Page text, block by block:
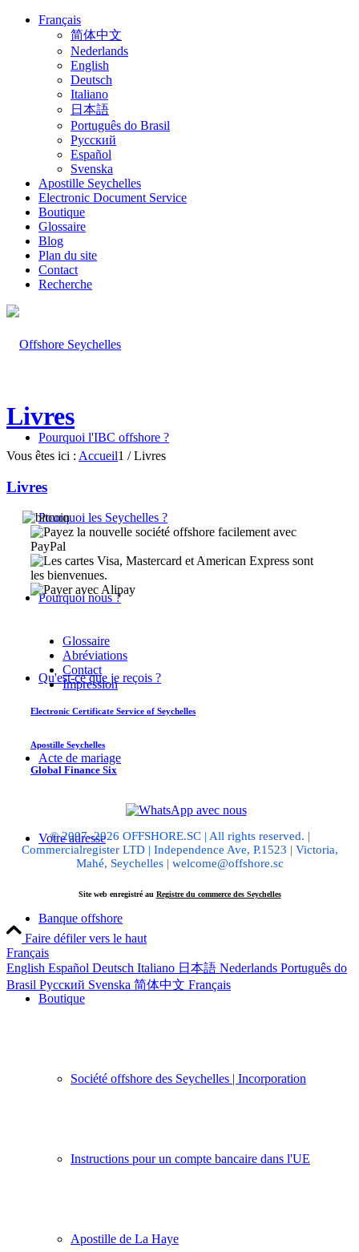
Français
简体中文
Nederlands
English
Deutsch
Italiano
日本語
Português do Brasil
Русский
Español
Svenska
Apostille Seychelles
Electronic Document Service
Boutique
Glossaire
Blog
Plan du site
Contact
Recherche
Pourquoi l'IBC offshore ?
Pourquoi les Seychelles ?
Pourquoi nous ?
Qu'est-ce que je reçois ?
Acte de mariage
Votre adresse
Banque offshore
Boutique
Société offshore des Seychelles | Incorporation
Instructions pour un compte bancaire dans l'UE
Apostille de La Haye
Livres
Vous êtes ici : Accueil1 / Livres
Livres
Glossaire
Abréviations
Contact
Impression
Electronic Certificate Service of Seychelles
Apostille Seychelles
Global Finance Six
© 2007–2026 OFFSHORE.SC | All rights reserved. |
Commercialregister LTD | Independence Ave, P.1523 | Victoria,
Mahé, Seychelles | welcome@offshore.sc
Site web enregistré au Registre du commerce des Seychelles
Faire défiler vers le haut
Français
English Español Deutsch Italiano 日本語 Nederlands Português do
Brasil Русский Svenska 简体中文 Français